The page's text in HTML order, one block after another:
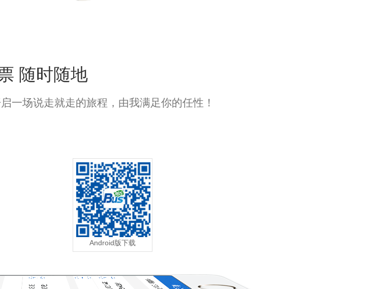
随时随地
一场说走就走的旅程，由我满足你的任性！
Android版下载